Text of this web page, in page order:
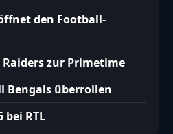
den Football-
Raiders zur Primetime
Bengals überrollen
bei RTL